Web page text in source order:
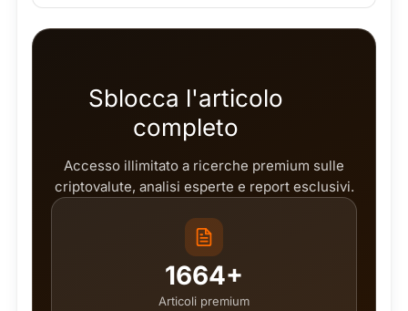
Sblocca l'articolo
completo
Accesso illimitato a ricerche premium sulle
criptovalute, analisi esperte e report esclusivi.
1664+
Articoli premium